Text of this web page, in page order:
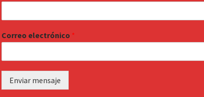
Correo electrónico *
Enviar mensaje